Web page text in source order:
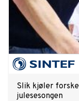
Slik kjøler
julesesongen